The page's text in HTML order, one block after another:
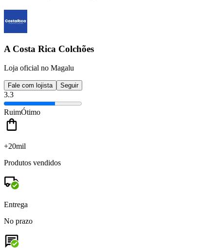
A Costa Rica Colchões
Loja oficial no Magalu
Fale com lojista Seguir
3.3
RuimÓtimo
+20mil
Produtos vendidos
Entrega
No prazo